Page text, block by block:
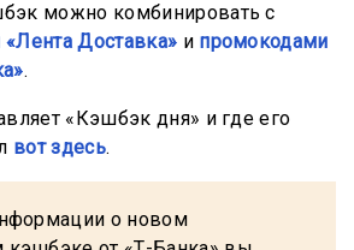
можно комбинировать с
Доставка» и промокодами
.
«Кэшбэк дня» и где его
вот здесь.
о новом